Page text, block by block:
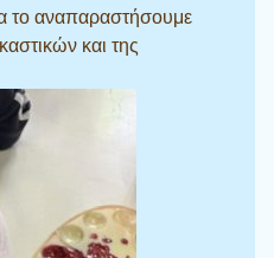
το αναπαραστήσουμε
και της